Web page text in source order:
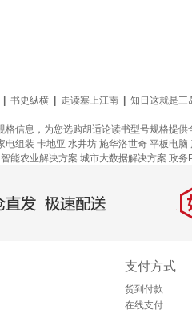
书史纵横 走读塞上江南 知日这就是三
信息，为您选购胡适论读书型号规格提供
电组装 卡地亚 水井坊 施华洛世奇 平板电脑
智能农业解决方案 城市大数据解决方案 政务
发，极速配送
支付方式
货到付款
在线支付